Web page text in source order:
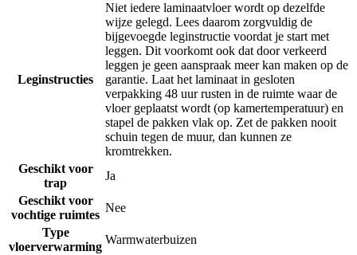
Leginstructies
Niet iedere laminaatvloer wordt op dezelfde
wijze gelegd. Lees daarom zorgvuldig de
bijgevoegde leginstructie voordat je start met
leggen. Dit voorkomt ook dat door verkeerd
leggen je geen aanspraak meer kan maken op de
garantie. Laat het laminaat in gesloten
verpakking 48 uur rusten in de ruimte waar de
vloer geplaatst wordt (op kamertemperatuur) en
stapel de pakken vlak op. Zet de pakken nooit
schuin tegen de muur, dan kunnen ze
kromtrekken.
Geschikt voor
trap
Ja
Geschikt voor
vochtige ruimtes
Nee
Type
vloerverwarming
Warmwaterbuizen